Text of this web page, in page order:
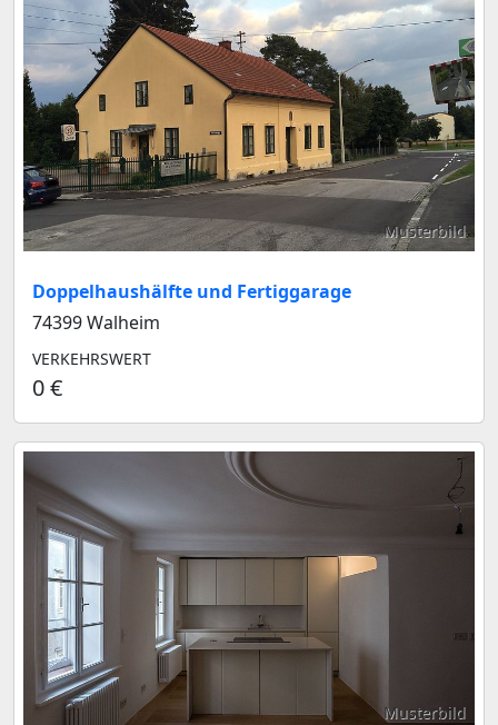
Musterbild
Doppelhaushälfte und Fertiggarage
74399 Walheim
VERKEHRSWERT
0 €
Musterbild